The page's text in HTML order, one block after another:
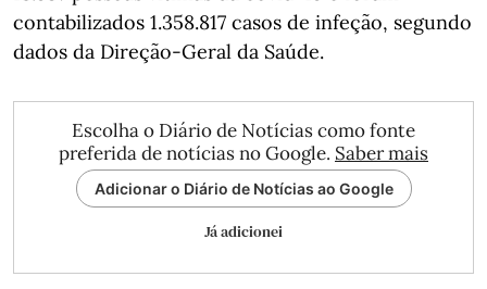
contabilizados 1.358.817 casos de infeção, segundo
dados da Direção-Geral da Saúde.
Escolha o Diário de Notícias como fonte
preferida de notícias no Google. Saber mais
Adicionar o Diário de Notícias ao Google
Já adicionei